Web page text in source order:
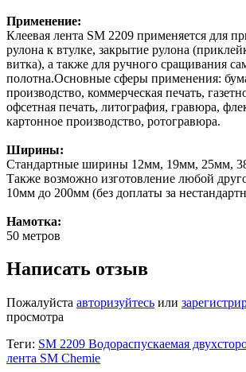
Применение:
Клеевая лента SM 2209 применяется для
рулона к втулке, закрытие рулона
витка), а также для ручного сращивания
полотна.Основные сферы применения:
производство, коммерческая печать,
офсетная печать, литография, гравюра,
картонное производство, ротогравюра.
Ширины:
Стандартные ширины 12мм, 19мм, 25мм,
Также возможно изготовление любой
10мм до 200мм (без доплаты за
Намотка:
50 метров
Написать отзыв
Пожалуйста авторизуйтесь или
просмотра
Теги: SM 2209 Водораспускаемая
лента SM Chemie